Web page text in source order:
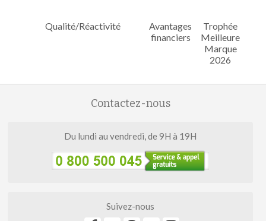
Qualité/Réactivité
Avantages
financiers
Trophée
Meilleure
Marque
2026
Contactez-nous
Du lundi au vendredi, de 9H à 19H
Suivez-nous